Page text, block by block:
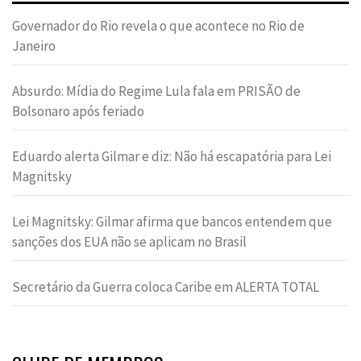
Governador do Rio revela o que acontece no Rio de
Janeiro
Absurdo: Mídia do Regime Lula fala em PRISÃO de
Bolsonaro após feriado
Eduardo alerta Gilmar e diz: Não há escapatória para Lei
Magnitsky
Lei Magnitsky: Gilmar afirma que bancos entendem que
sanções dos EUA não se aplicam no Brasil
Secretário da Guerra coloca Caribe em ALERTA TOTAL